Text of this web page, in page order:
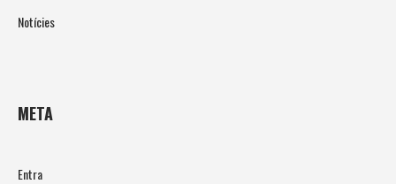
Notícies
META
Entra